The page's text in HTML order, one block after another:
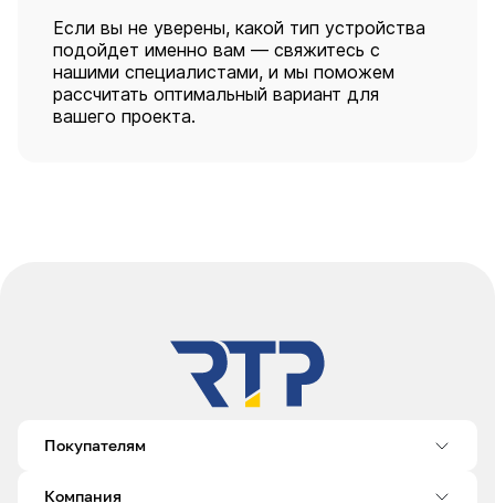
Если вы не уверены, какой тип устройства
подойдет именно вам — свяжитесь с
нашими специалистами, и мы поможем
рассчитать оптимальный вариант для
вашего проекта.
Покупателям
Компания